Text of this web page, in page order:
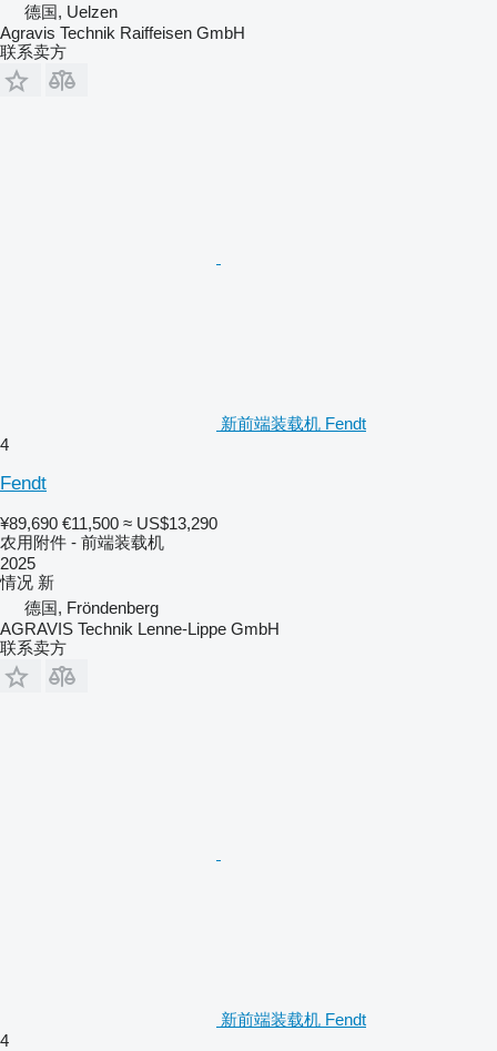
德国, Uelzen
Agravis Technik Raiffeisen GmbH
联系卖方
新前端装载机 Fendt
4
Fendt
¥89,690 €11,500 ≈ US$13,290
农用附件 - 前端装载机
2025
情况 新
德国, Fröndenberg
AGRAVIS Technik Lenne-Lippe GmbH
联系卖方
新前端装载机 Fendt
4